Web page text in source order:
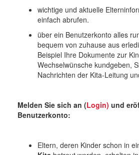
wichtige und aktuelle
einfach abrufen.
über ein Benutzerkonto alles
bequem von zuhause aus
Beispiel Ihre Dokumente zur
Wechselwünsche kundgeben,
Nachrichten der Kita-Leitung
Melden Sie sich an (Login) und
Benutzerkonto:
Eltern, deren Kinder schon in